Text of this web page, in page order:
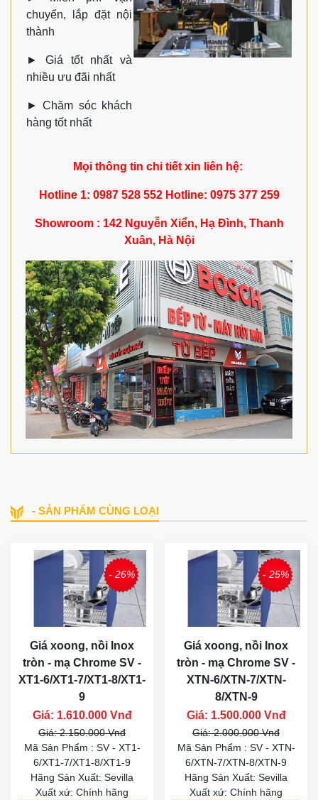
chuyển, lắp đặt nội
thành
► Giá tốt nhất và
nhiều ưu đãi nhất
►Chăm sóc khách
hàng tốt nhất
Mọi thông tin chi tiết xin liên hệ:
Hotline 1: 0987 528 552 Hotline: 0975 377 259
Showroom : 142 Nguyễn Xiển, Hạ Đình, Thanh
Xuân, Hà Nội
- SẢN PHẨM CÙNG LOẠI
- 26%
Giá xoong, nồi Inox
tròn - mạ Chrome SV -
XT1-6/XT1-7/XT1-8/XT1-
9
Giá: 1.610.000 Vnđ
Giá: 2.150.000 Vnđ
Mã Sản Phẩm : SV - XT1-
6/XT1-7/XT1-8/XT1-9
Hãng Sản Xuất: Sevilla
Xuất xứ: Chính hãng
- 25%
Giá xoong, nồi Inox
tròn - mạ Chrome SV -
XTN-6/XTN-7/XTN-
8/XTN-9
Giá: 1.500.000 Vnđ
Giá: 2.000.000 Vnđ
Mã Sản Phẩm : SV - XTN-
6/XTN-7/XTN-8/XTN-9
Hãng Sản Xuất: Sevilla
Xuất xứ: Chính hãng